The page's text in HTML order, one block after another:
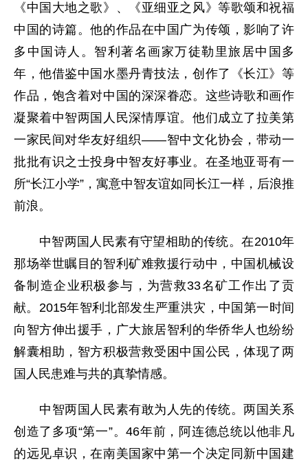
《中国大地之歌》、《亚细亚之风》等歌颂和祝福
中国的诗篇。他的作品在中国广为传颂，影响了许
多中国诗人。智利著名画家万徒勒里旅居中国多
年，他借鉴中国水墨丹青技法，创作了《长江》等
作品，饱含着对中国的深深眷恋。这些诗歌和画作
凝聚着中智两国人民深情厚谊。他们成立了拉美第
一家民间对华友好组织——智中文化协会，带动一
批批有识之士投身中智友好事业。在圣地亚哥有一
所“长江小学”，寓意中智友谊如同长江一样，后浪推
前浪。
中智两国人民素有守望相助的传统。在2010年
那场举世瞩目的智利矿难救援行动中，中国机械设
备制造企业积极参与，为营救33名矿工作出了贡
献。2015年智利北部发生严重洪灾，中国第一时间
向智方伸出援手，广大旅居智利的华侨华人也纷纷
解囊相助，智方积极营救受困中国公民，体现了两
国人民患难与共的真挚情感。
中智两国人民素有敢为人先的传统。两国关系
创造了多项“第一”。46年前，阿连德总统以他非凡
的远见卓识，在南美国家中第一个决定同新中国建